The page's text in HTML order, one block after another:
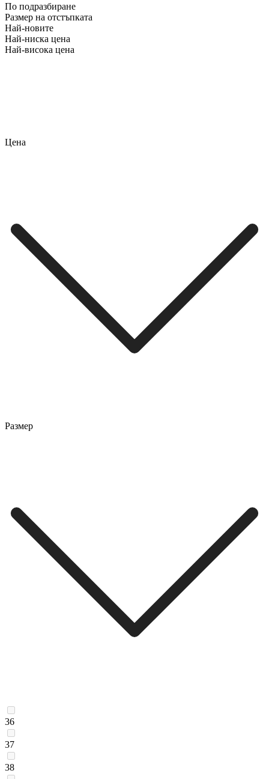
По подразбиране
Размер на отстъпката
Най-новите
Най-ниска цена
Най-висока цена
Цена
Размер
36
37
38